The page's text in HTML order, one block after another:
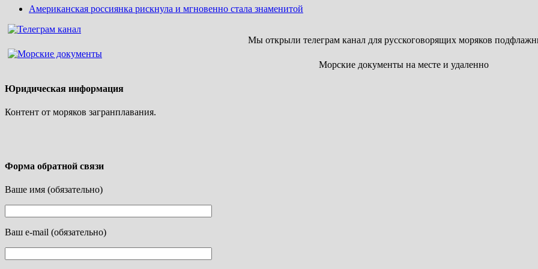
Американская россиянка рискнула и мгновенно стала знаменитой
Мы открыли телеграм канал для русскоговорящих моряков
Морские документы на месте и удаленно
Юридическая информация
Контент от моряков загранплавания.
Форма обратной связи
Ваше имя (обязательно)
Ваш e-mail (обязательно)